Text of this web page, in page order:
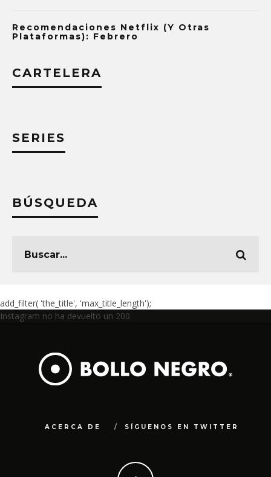
Recomendaciones Netflix (y Otras
Plataformas): Febrero
CARTELERA
SERIES
BÚSQUEDA
add_filter( 'the_title', 'max_title_length');
Instagram no ha devuelto un 200.
ACERCA DE SÍGUENOS EN TWITTER